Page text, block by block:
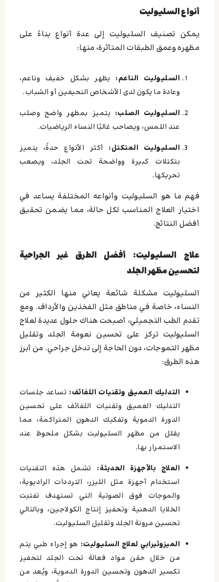
أنواع السليوليت
يمكن تصنيف السليوليت إلى عدة أنواع بناءً على
مظهره وعمق الطبقات المتأثرة، منها:
السليوليت الناعم: يظهر بشكل خفيف وناعم،
وعادة ما يكون لدى الأشخاص النحيفين أو الشباب.
السليوليت الصلب: يتميز بمظهر واضح وصلب
عند اللمس، ويصاحب غالبًا النساء الرياضيات.
السليوليت المتكتل: أكثر الأنواع حدةً، يتميز
بتكتلات كبيرة وواضحة تحت الجلد، ويصعب
تحريكها.
فهم ما هو السليوليت وأنواعه المختلفة يساعد في
اختيار العلاج المناسب لكل حالة، مما يضمن تحقيق
أفضل النتائج.
علاج السليوليت: أفضل الطرق غير الجراحية
لتحسين مظهر الجلد
السليوليت مشكلة شائعة يعاني منها الكثير من
النساء، خاصة في مناطق مثل الفخذين والأرداف. ومع
تقدم الطب التجميلي، أصبحت هناك حلول عديدة لعلاج
السليوليت تركز على تحسين نعومة الجلد وتقليل
مظهر التموجات، دون الحاجة إلى تدخل جراحي. من أبرز
هذه الطرق:
التدليك العميق وتقنيات اللفائف: تساعد جلسات
التدليك العميق وتقنيات اللفائف على تحسين
الدورة الدموية وتفكيك الدهون المتراكمة، مما
يقلل من مظهر السليوليت بشكل ملحوظ عند
الاستمرار بها.
العلاج بالأجهزة الحديثة: تشمل هذه التقنيات
استخدام أجهزة مثل الليزر، الترددات الراديوية،
والموجات فوق الصوتية التي تستهدف تفتيت
الخلايا الدهنية وتحفيز إنتاج الكولاجين، وبالتالي
تحسين مرونة الجلد وتقليل السليوليت.
الميزوثيرابي لعلاج السليوليت: هو إجراء طبي يتم
من خلال حقن مواد فعالة تحت الجلد لتحفيز
تكسير الدهون وتحسين الدورة الدموية، ويُعد من